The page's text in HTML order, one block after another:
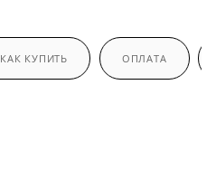
КАК КУПИТЬ ОПЛАТА